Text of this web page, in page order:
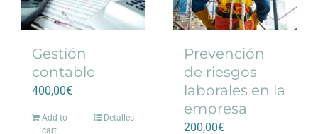
Gestión
contable
400,00€
Add to
cart
Detalles
Prevención
de riesgos
laborales en la
empresa
200,00€